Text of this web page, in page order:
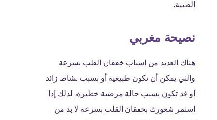
الطبية.
نصيحة مغربي
هناك العديد من اسباب خفقان القلب بسرعة
والتي يمكن أن تكون طبيعية أو بسبب نشاط زائد
أو قد تكون بسبب حالة مرضية خطيرة، لذلك إذا
استمر شعورك بخفقان القلب بسرعة لا بد من